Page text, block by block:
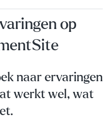
op
naar ervaringen
werkt wel, wat